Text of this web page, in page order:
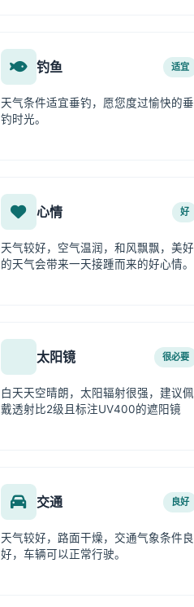
钓鱼 适宜
天气条件适宜垂钓，愿您度过愉快的垂
钓时光。
心情 好
天气较好，空气温润，和风飘飘，美好
的天气会带来一天接踵而来的好心情。
太阳镜 很必要
白天天空晴朗，太阳辐射很强，建议佩
戴透射比2级且标注UV400的遮阳镜
交通 良好
天气较好，路面干燥，交通气象条件良
好，车辆可以正常行驶。